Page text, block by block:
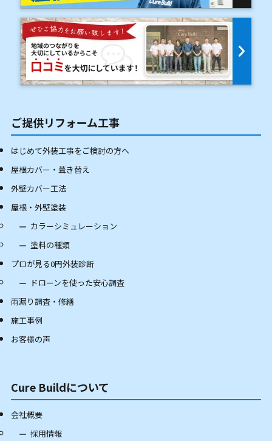
ご提供リフォーム工事
はじめて外装工事をご検討の方へ
屋根カバー・葺き替え
外壁カバー工法
屋根・外壁塗装
カラーシミュレーション
塗料の種類
プロが見る0円外装診断
ドローンを使った安心調査
雨漏り調査・修繕
施工事例
お客様の声
Cure Buildについて
会社概要
採用情報